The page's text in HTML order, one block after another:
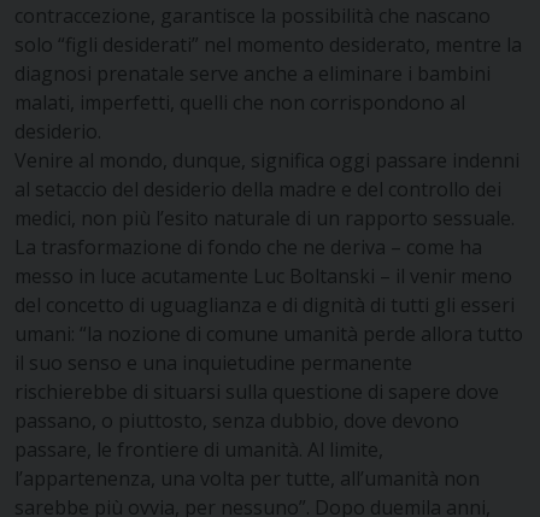
contraccezione, garantisce la possibilità che nascano
solo “figli desiderati” nel momento desiderato, mentre la
diagnosi prenatale serve anche a eliminare i bambini
malati, imperfetti, quelli che non corrispondono al
desiderio.
Venire al mondo, dunque, significa oggi passare indenni
al setaccio del desiderio della madre e del controllo dei
medici, non più l’esito naturale di un rapporto sessuale.
La trasformazione di fondo che ne deriva – come ha
messo in luce acutamente Luc Boltanski – il venir meno
del concetto di uguaglianza e di dignità di tutti gli esseri
umani: “la nozione di comune umanità perde allora tutto
il suo senso e una inquietudine permanente
rischierebbe di situarsi sulla questione di sapere dove
passano, o piuttosto, senza dubbio, dove devono
passare, le frontiere di umanità. Al limite,
l’appartenenza, una volta per tutte, all’umanità non
sarebbe più ovvia, per nessuno”. Dopo duemila anni,